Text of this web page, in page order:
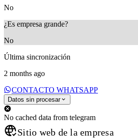
No
¿Es empresa grande?
No
Última sincronización
2 months ago
CONTACTO WHATSAPP
Datos sin procesar
No cached data from telegram
Sitio web de la empresa